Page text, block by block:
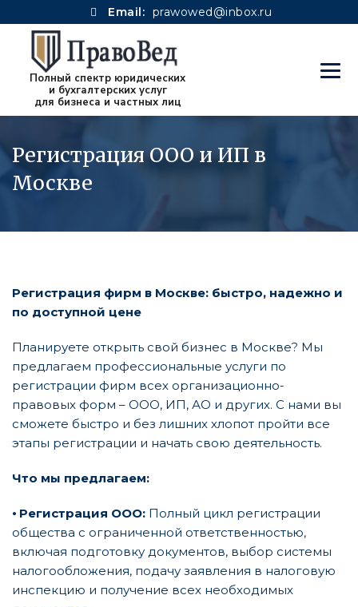
Email: prawowed@inbox.ru
Регистрация ООО и ИП в
Москве
Регистрация фирм в Москве: быстро, надежно и
по доступной цене
Планируете открыть свой бизнес в Москве? Мы
предлагаем профессиональные услуги по
регистрации фирм всех организационно-
правовых форм – ООО, ИП, АО и других. С нами вы
сможете быстро и без лишних хлопот пройти все
этапы регистрации и начать свою деятельность.
Что мы предлагаем:
⦁ Регистрация ООО: Полный цикл регистрации
общества с ограниченной ответственностью,
включая подготовку документов, выбор системы
налогообложения, подачу заявления в налоговую
инспекцию и получение всех необходимых